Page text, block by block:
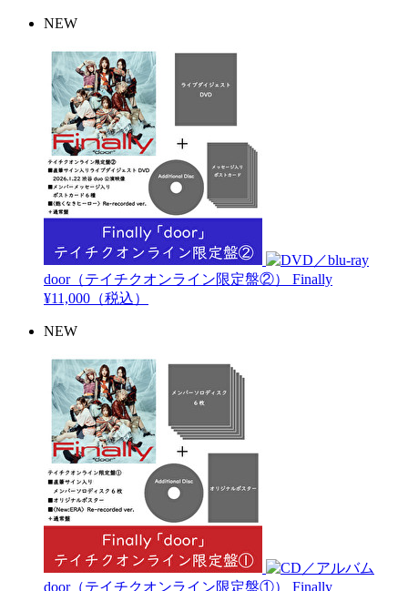
NEW
door（テイチクオンライン限定盤②） Finally
¥11,000（税込）
NEW
door（テイチクオンライン限定盤①） Finally